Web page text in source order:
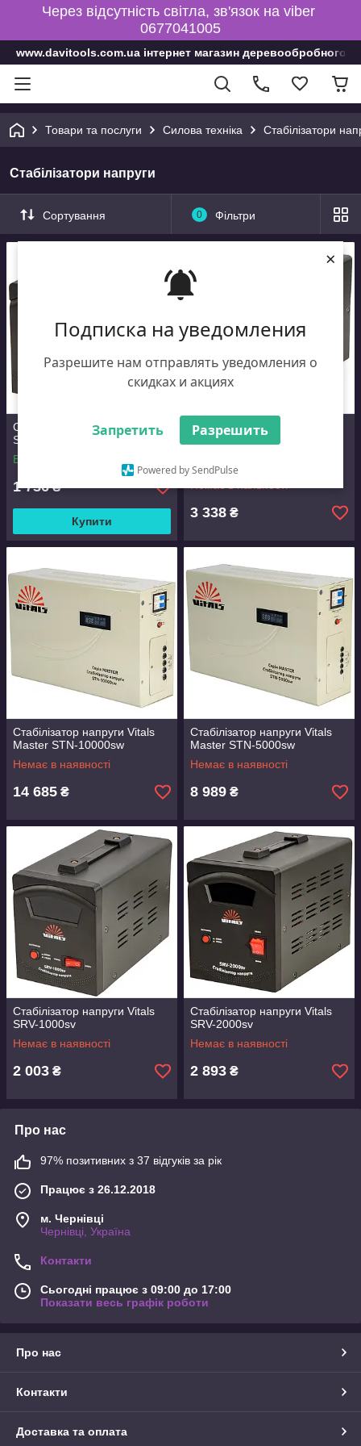
Подписка на уведомления
Разрешите нам отправлять уведомления о
скидках и акциях
Запретить Разрешить
Powered by SendPulse
×
Через відсутність світла, зв'язок на viber
0677041005
www.davitools.com.ua інтернет магазин деревообробного
Товари та послуги Силова техніка Стабілізатори
Стабілізатори напруги
Сортування 0 Фільтри
Стабілізатор напруги Vitals
SRV-500sv
В наявності
1 736₴
Купити
Master STF-1000sf
3 338 ₴
Стабілізатор напруги Vitals
Master STN-10000sw
Немає в наявності
14 685 ₴
Стабілізатор напруги Vitals
Master STN-5000sw
Немає в наявності
8 989 ₴
Стабілізатор напруги Vitals
SRV-1000sv
Немає в наявності
2 003 ₴
Стабілізатор напруги Vitals
SRV-2000sv
Немає в наявності
2 893 ₴
Про нас
97% позитивних з 37 відгуків за рік
Працює з 26.12.2018
м. Чернівці
Чернівці, Україна
Контакти
Сьогодні працює з 09:00 до 17:00
Показати весь графік роботи
Про нас
Контакти
Доставка та оплата